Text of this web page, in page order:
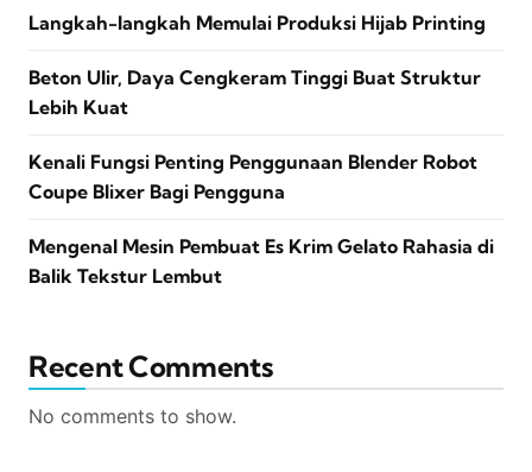
Langkah-langkah Memulai Produksi Hijab Printing
Beton Ulir, Daya Cengkeram Tinggi Buat Struktur
Lebih Kuat
Kenali Fungsi Penting Penggunaan Blender Robot
Coupe Blixer Bagi Pengguna
Mengenal Mesin Pembuat Es Krim Gelato Rahasia di
Balik Tekstur Lembut
Recent Comments
No comments to show.